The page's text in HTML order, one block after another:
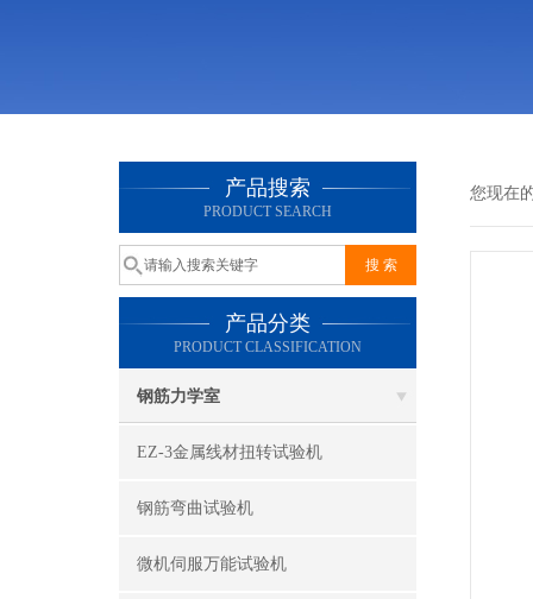
产品搜索
PRODUCT SEARCH
产品分类
PRODUCT CLASSIFICATION
钢筋力学室
EZ-3金属线材扭转试验机
钢筋弯曲试验机
微机伺服万能试验机
您现在